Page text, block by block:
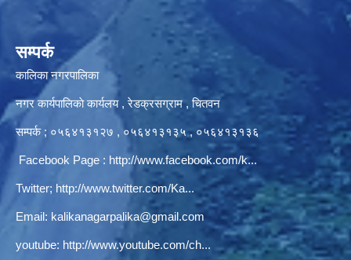
सम्पर्क
कालिका नगरपालिका
नगर कार्यपालिकाे कार्यलय‍ , रेडक्रसग्राम , चितवन
सम्पर्क ; ०५६४१३१२७ , ०५६४१३१३५ , ०५६४१३१३६
Facebook Page : http://www.facebook.com/k...
Twitter; http://www.twitter.com/Ka...
Email: kalikanagarpalika@gmail.com
youtube: http://www.youtube.com/ch...